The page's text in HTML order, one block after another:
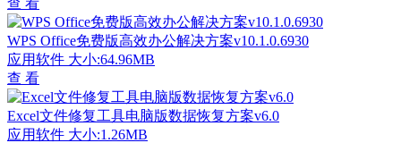
WPS Office免费版高效办公解决方案v10.1.0.6930
应用软件 大小:64.96MB
查 看
Excel文件修复工具电脑版数据恢复方案v6.0
应用软件 大小:1.26MB